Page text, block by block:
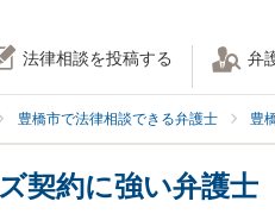
法律相談を投稿する 弁
豊橋市で法律相談できる弁護士 豊
契約に強い弁護士